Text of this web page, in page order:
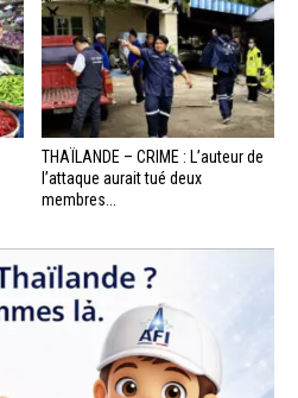
THAÏLANDE – CRIME : L’auteur de
l’attaque aurait tué deux
membres...